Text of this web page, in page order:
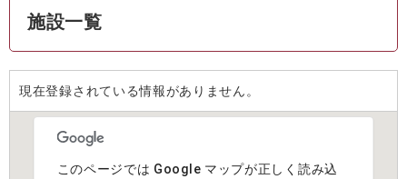
施設一覧
現在登録されている情報がありません。
このページでは Google マップが正しく読み込